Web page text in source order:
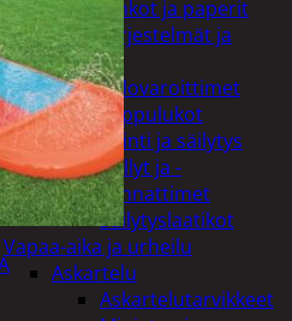
Vihkot ja paperit
Turvajärjestelmät ja
lukitus
Palovaroittimet
Riippulukot
Varastointi ja säilytys
Hyllyt ja -
kannattimet
Säilytyslaatikot
Vapaa-aika ja urheilu
Askartelu
Askartelutarvikkeet